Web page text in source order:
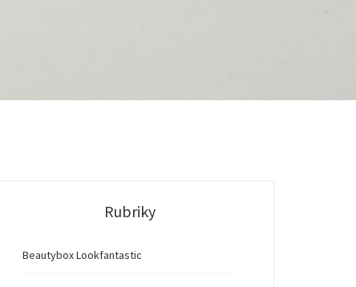
Rubriky
Beautybox Lookfantastic